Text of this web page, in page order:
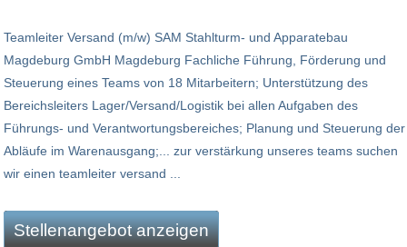
Teamleiter Versand (m/w) SAM Stahlturm- und Apparatebau
Magdeburg GmbH Magdeburg Fachliche Führung, Förderung und
Steuerung eines Teams von 18 Mitarbeitern; Unterstützung des
Bereichsleiters Lager/Versand/Logistik bei allen Aufgaben des
Führungs- und Verantwortungsbereiches; Planung und Steuerung der
Abläufe im Warenausgang;... zur verstärkung unseres teams suchen
wir einen teamleiter versand ...
Stellenangebot anzeigen